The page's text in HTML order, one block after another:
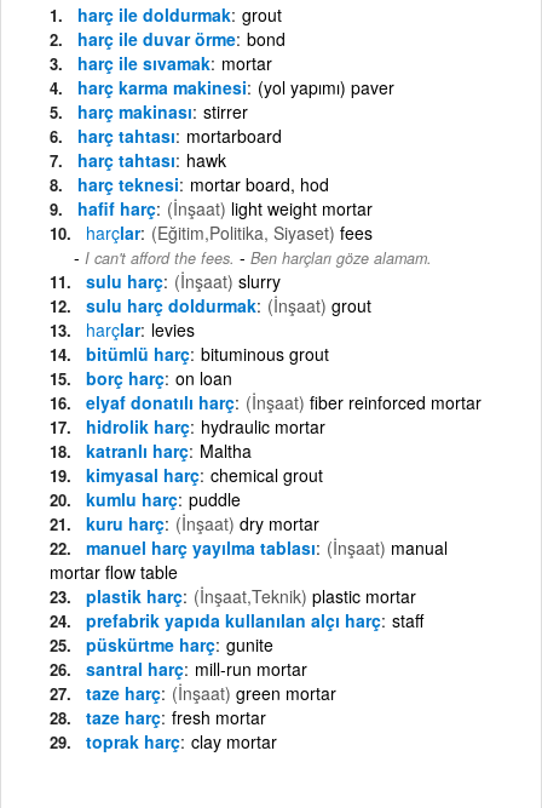
harç ile doldurmak grout
harç ile duvar örme bond
harç ile sıvamak mortar
harç karma makinesi (yol yapımı) paver
harç makinası stirrer
harç tahtası mortarboard
harç tahtası hawk
harç teknesi mortar board, hod
hafif harç (İnşaat) light weight mortar
harçlar (Eğitim,Politika, Siyaset) fees
I can't afford the fees. - Ben harçları göze alamam.
sulu harç (İnşaat) slurry
sulu harç doldurmak (İnşaat) grout
harçlar levies
bitümlü harç bituminous grout
borç harç on loan
elyaf donatılı harç (İnşaat) fiber reinforced mortar
hidrolik harç hydraulic mortar
katranlı harç Maltha
kimyasal harç chemical grout
kumlu harç puddle
kuru harç (İnşaat) dry mortar
manuel harç yayılma tablası (İnşaat) manual
mortar flow table
plastik harç (İnşaat,Teknik) plastic mortar
prefabrik yapıda kullanılan alçı harç staff
püskürtme harç gunite
santral harç mill-run mortar
taze harç (İnşaat) green mortar
taze harç fresh mortar
toprak harç clay mortar